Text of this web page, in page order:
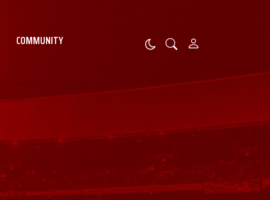
COMMUNITY